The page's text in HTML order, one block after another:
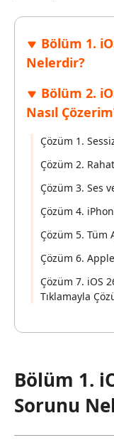
Bölüm 1.
Nelerdir?
Bölüm 2.
Nasıl
Çözüm 1.
Çözüm 2.
Çözüm 3. Ses
Çözüm 4.
Çözüm 5. Tüm
Çözüm 6.
Çözüm 7. iOS
Tıklamayla
Bölüm 1.
Sorunu